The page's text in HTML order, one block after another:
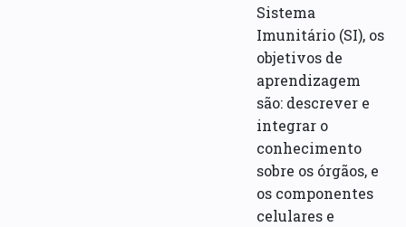
Sistema
Imunitário (SI), os
objetivos de
aprendizagem
são: descrever e
integrar o
conhecimento
sobre os órgãos, e
os componentes
celulares e